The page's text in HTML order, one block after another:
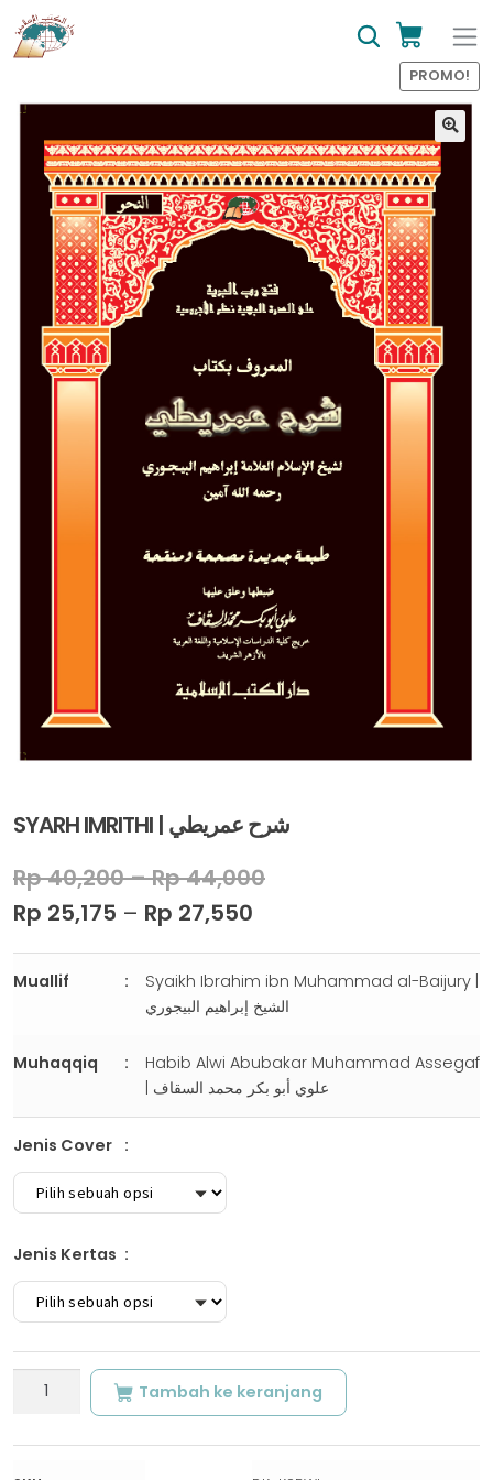
PROMO!
SYARH IMRITHI | ﺷﺮﺡ ﻋﻤﺮﻳﻄﻲ
Rp40,200–Rp44,000
Rp 25,175 – Rp 27,550
Muallif
Syaikh Ibrahim ibn Muhammad al-Baijury |
الشيخ إبراهيم البيجوري
Muhaqqiq
Habib Alwi Abubakar Muhammad Assegaf
| علوي أبو بكر محمد السقاف
Jenis Cover
Jenis Kertas
Kuantitas
Tambah ke keranjang